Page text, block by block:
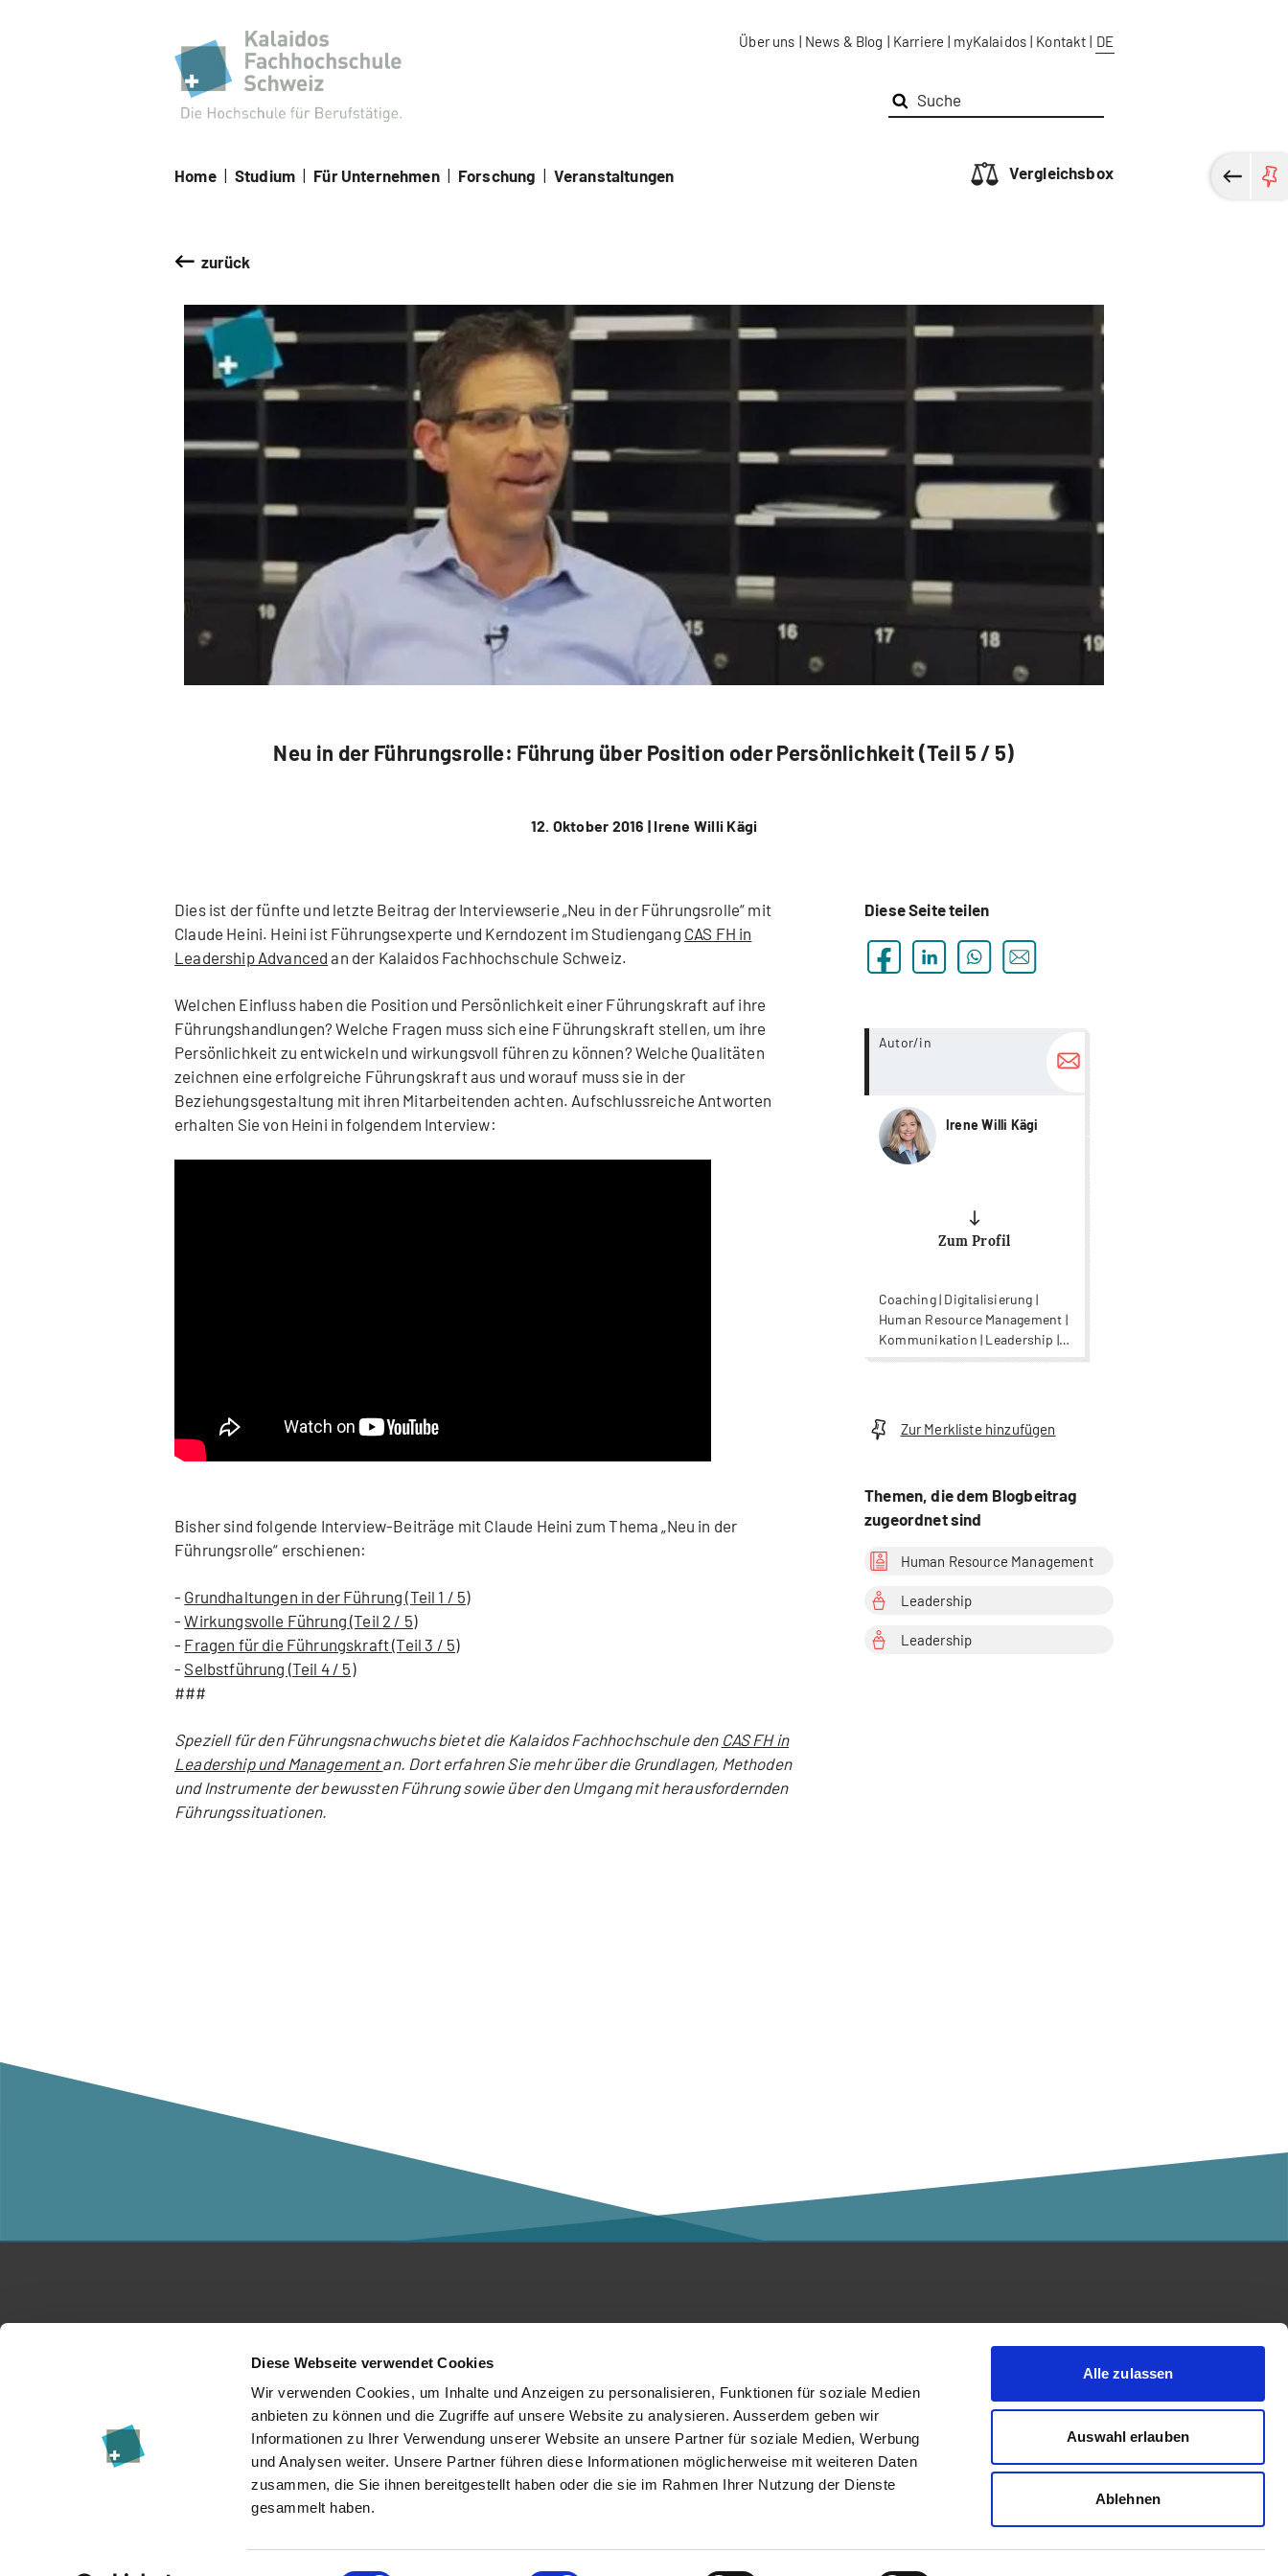
Diese Webseite verwendet Cookies
Wir verwenden Cookies, um Inhalte und Anzeigen zu personalisieren, Funktionen für soziale Medien
anbieten zu können und die Zugriffe auf unsere Website zu analysieren. Ausserdem geben wir
Informationen zu Ihrer Verwendung unserer Website an unsere Partner für soziale Medien, Werbung
und Analysen weiter. Unsere Partner führen diese Informationen möglicherweise mit weiteren Daten
zusammen, die Sie ihnen bereitgestellt haben oder die sie im Rahmen Ihrer Nutzung der Dienste
gesammelt haben.
Alle zulassen
Auswahl erlauben
Ablehnen
Über uns | News & Blog | Karriere | myKalaidos | Kontakt | DE
Home Studium Für Unternehmen Forschung Veranstaltungen Vergleichsbox
zurück
Neu in der Führungsrolle: Führung über Position oder Persönlichkeit (Teil 5 / 5)
12. Oktober 2016 | Irene Willi Kägi
Dies ist der fünfte und letzte Beitrag der Interviewserie „Neu in der Führungsrolle“ mit
Claude Heini. Heini ist Führungsexperte und Kerndozent im Studiengang CAS FH in
Leadership Advanced an der Kalaidos Fachhochschule Schweiz.
Welchen Einfluss haben die Position und Persönlichkeit einer Führungskraft auf ihre
Führungshandlungen? Welche Fragen muss sich eine Führungskraft stellen, um ihre
Persönlichkeit zu entwickeln und wirkungsvoll führen zu können? Welche Qualitäten
zeichnen eine erfolgreiche Führungskraft aus und worauf muss sie in der
Beziehungsgestaltung mit ihren Mitarbeitenden achten. Aufschlussreiche Antworten
erhalten Sie von Heini in folgendem Interview:
Bisher sind folgende Interview-Beiträge mit Claude Heini zum Thema „Neu in der
Führungsrolle“ erschienen:
- Grundhaltungen in der Führung (Teil 1 / 5)
-Wirkungsvolle Führung (Teil 2 / 5)
- Fragen für die Führungskraft (Teil 3 / 5)
- Selbstführung (Teil 4 / 5)
###
Speziell für den Führungsnachwuchs bietet die Kalaidos Fachhochschule den CAS FH in
Leadership und Managementan. Dort erfahren Sie mehr über die Grundlagen, Methoden
und Instrumente der bewussten Führung sowie über den Umgang mit herausfordernden
Führungssituationen.
Diese Seite teilen
Autor/in
Irene Willi Kägi
Zum Profil
Coaching | Digitalisierung |
Human Resource Management |
Kommunikation | Leadership |
Organisationsentwicklung |
more...
Zur Merkliste hinzufügen
Themen, die dem Blogbeitrag
zugeordnet sind
Human Resource Management
Leadership
Leadership
Für Unternehmen
Veranstaltungen
News & Blog
Über die Kalaidos FH
Datenschutzerklärung
Impressum
Mitglied von:
Kalaidos Fachhochschule